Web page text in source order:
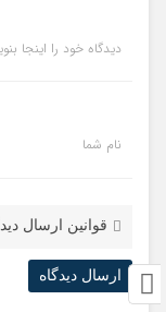
دیدگاه خود را اینجا
نام شما
قوانین ارسال